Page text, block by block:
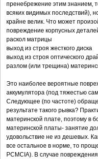
пренебрежение этим знанием,
всяких видимых последствий),
крайне велик. Что может
повреждение корпусных
раскол матрицы
выход из строя жесткого диска
выход из строя оптического
разлом (или трещина)
Это наиболее вероятные
аккумулятора (под тяжестью
Следующее (по частоте)
результате такого рывка?
материнской плате, поэтому в
материнской платы- занятие
удовольствие не из дешевых.
все остальное в норме, то
PCMCIA). В случае